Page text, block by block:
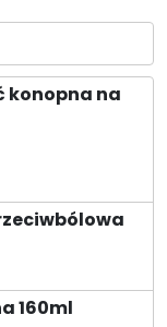
konopna na
160ml